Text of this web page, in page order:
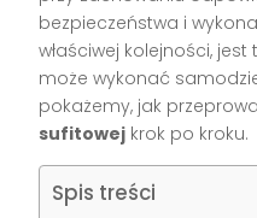
bezpieczeństwa i
właściwej kolejności,
może wykonać
pokażemy, jak
sufitowej krok po kroku.
Spis treści